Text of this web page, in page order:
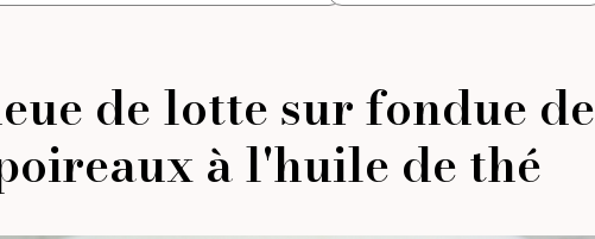
de lotte sur fondue de
à l'huile de thé